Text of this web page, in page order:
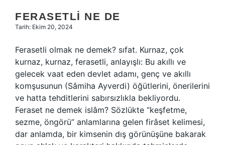
FERASETLI NE DE
Tarih: Ekim 20, 2024
Ferasetli olmak ne demek? sıfat. Kurnaz, çok
kurnaz, kurnaz, ferasetli, anlayışlı: Bu akıllı ve
gelecek vaat eden devlet adamı, genç ve akıllı
komşusunun (Sâmiha Ayverdi) öğütlerini, önerilerini
ve hatta tehditlerini sabırsızlıkla bekliyordu.
Feraset ne demek islâm? Sözlükte “keşfetme,
sezme, öngörü” anlamlarına gelen firâset kelimesi,
dar anlamda, bir kimsenin dış görünüşüne bakarak